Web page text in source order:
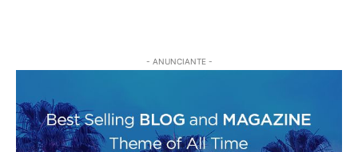
- ANUNCIANTE -